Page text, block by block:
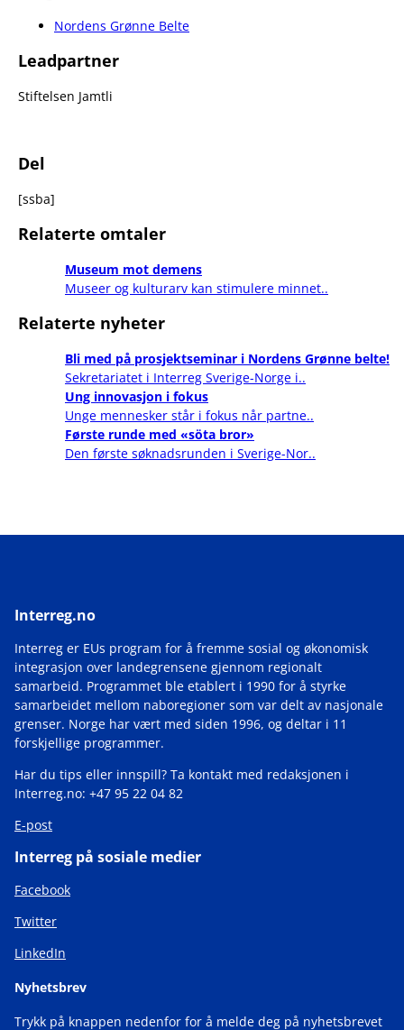
Nordens Grønne Belte
Leadpartner
Stiftelsen Jamtli
Del
[ssba]
Relaterte omtaler
Museum mot demens
Museer og kulturarv kan stimulere minnet..
Relaterte nyheter
Bli med på prosjektseminar i Nordens Grønne belte!
Sekretariatet i Interreg Sverige-Norge i..
Ung innovasjon i fokus
Unge mennesker står i fokus når partne..
Første runde med «söta bror»
Den første søknadsrunden i Sverige-Nor..
Interreg.no
Interreg er EUs program for å fremme sosial og økonomisk
integrasjon over landegrensene gjennom regionalt
samarbeid. Programmet ble etablert i 1990 for å styrke
samarbeidet mellom naboregioner som var delt av nasjonale
grenser. Norge har vært med siden 1996, og deltar i 11
forskjellige programmer.
Har du tips eller innspill? Ta kontakt med redaksjonen i
Interreg.no: +47 95 22 04 82
E-post
Interreg på sosiale medier
Facebook
Twitter
LinkedIn
Nyhetsbrev
Trykk på knappen nedenfor for å melde deg på nyhetsbrevet